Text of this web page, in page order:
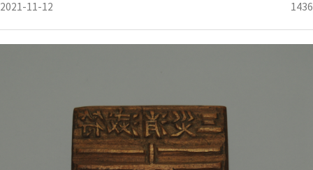
2021-11-12 1436